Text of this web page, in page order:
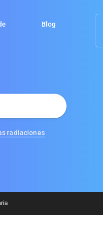
Blog
radiaciones